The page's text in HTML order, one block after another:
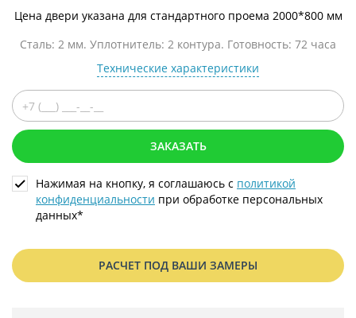
Цена двери указана для стандартного проема 2000*800 мм
Сталь: 2 мм. Уплотнитель: 2 контура. Готовность: 72 часа
Технические характеристики
ЗАКАЗАТЬ
Нажимая на кнопку, я соглашаюсь с политикой
конфиденциальности при обработке персональных
данных*
РАСЧЕТ ПОД ВАШИ ЗАМЕРЫ